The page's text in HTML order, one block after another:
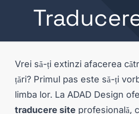
Vrei să-ți extinzi afacerea
țări? Primul pas este să-ți
limba lor. La ADAD Design
traducere site profesională,